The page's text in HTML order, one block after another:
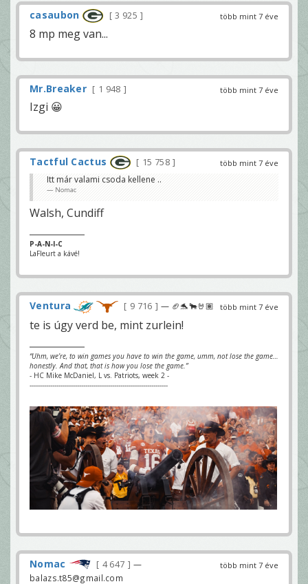
több mint 7 éve
casaubon 3 925
8 mp meg van...
több mint 7 éve
Mr.Breaker 1 948
Izgi 😀
több mint 7 éve
Tactful Cactus
15 758
Itt már valami csoda kellene ..
Nomac
Walsh, Cundiff
P-A-N-I-C
LaFleurt a kávé!
több mint 7 éve
Ventura 9 716 — 🏈🐬🐂🤘🏽
te is úgy verd be, mint zurlein!
“Uhm, we’re, to win games you have to win the game, umm, not lose the game…
honestly. And that, that is how you lose the game.”
- HC Mike McDaniel, L vs. Patriots, week 2 -
-------------------------------------------------------------------
több mint 7 éve
Nomac 4 647
—
balazs.t85@gmail.com